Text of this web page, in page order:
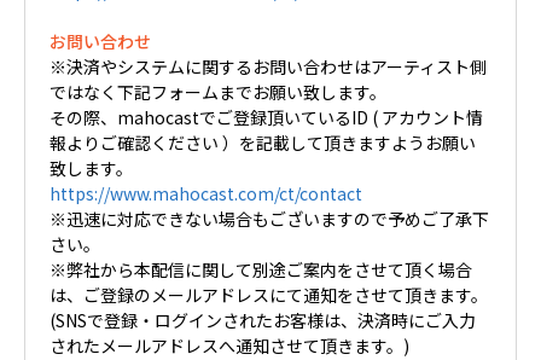
お問い合わせ
※決済やシステムに関するお問い合わせはアーティスト側
ではなく下記フォームまでお願い致します。
その際、mahocastでご登録頂いているID ( アカウント情
報よりご確認ください ）を記載して頂きますようお願い
致します。
https://www.mahocast.com/ct/contact
※迅速に対応できない場合もございますので予めご了承下
さい。
※弊社から本配信に関して別途ご案内をさせて頂く場合
は、ご登録のメールアドレスにて通知をさせて頂きます。
(SNSで登録・ログインされたお客様は、決済時にご入力
されたメールアドレスへ通知させて頂きます。)